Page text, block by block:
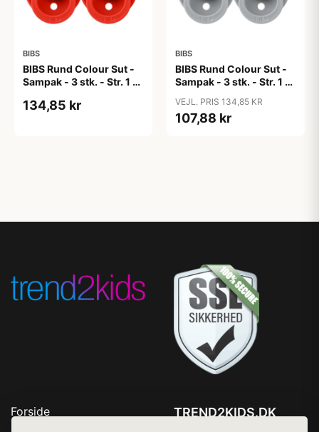
BIBS
BIBS Rund Colour Sut -
Sampak - 3 stk. - Str. 1 -
134,85 kr
BIBS
BIBS Rund Colour Sut -
Sampak - 3 stk. - Str. 1 -
VEJL. PRIS 134,85 KR
107,88 kr
Forside
TREND2KIDS.DK